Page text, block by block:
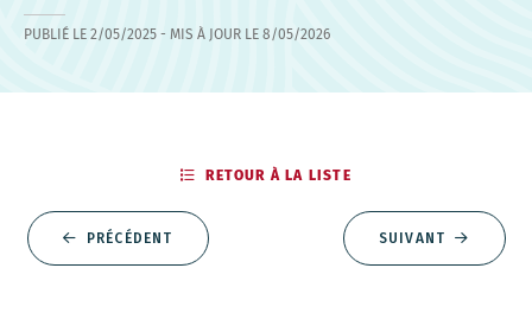
PUBLIÉ LE 2/05/2025 - MIS À JOUR LE 8/05/2026
PRÉCÉDENT
RETOUR À LA LISTE
SUIVANT